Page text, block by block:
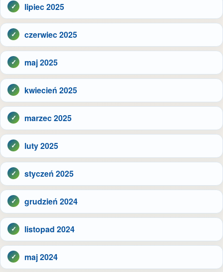
lipiec 2025
czerwiec 2025
maj 2025
kwiecień 2025
marzec 2025
luty 2025
styczeń 2025
grudzień 2024
listopad 2024
maj 2024